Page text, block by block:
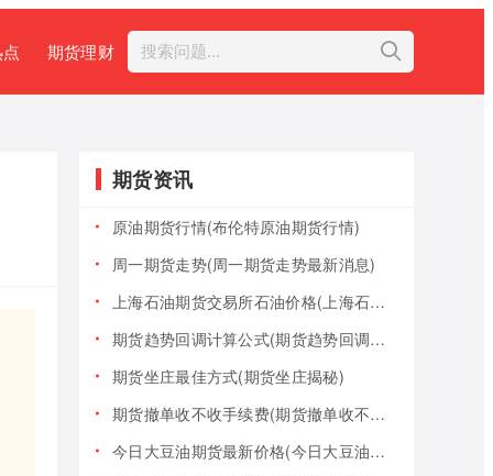
期货理财
期货资讯
原油期货行情(布伦特原油期货行情)
周一期货走势(周一期货走势最新消息)
上海石油期货交易所石油价格(上海石油期货交易所石油价格查询)
期货趋势回调计算公式(期货趋势回调计算公式是什么)
期货坐庄最佳方式(期货坐庄揭秘)
期货撤单收不收手续费(期货撤单收不收手续费用)
今日大豆油期货最新价格(今日大豆油期货最新价格行情)